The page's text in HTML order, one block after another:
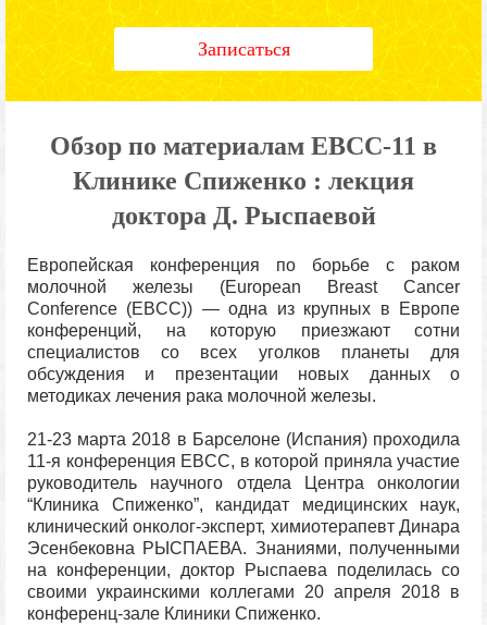
Записаться
Обзор по материалам EBCC-11 в
Клинике Спиженко : лекция
доктора Д. Рыспаевой
Европейская конференция по борьбе с раком
молочной железы (European Breast Cancer
Conference (EBCC)) — одна из крупных в Европе
конференций, на которую приезжают сотни
специалистов со всех уголков планеты для
обсуждения и презентации новых данных о
методиках лечения рака молочной железы.
21-23 марта 2018 в Барселоне (Испания) проходила
11-я конференция EBCC, в которой приняла участие
руководитель научного отдела Центра онкологии
“Клиника Спиженко”, кандидат медицинских наук,
клинический онколог-эксперт, химиотерапевт Динара
Эсенбековна РЫСПАЕВА. Знаниями, полученными
на конференции, доктор Рыспаева поделилась со
своими украинскими коллегами 20 апреля 2018 в
конференц-зале Клиники Спиженко.